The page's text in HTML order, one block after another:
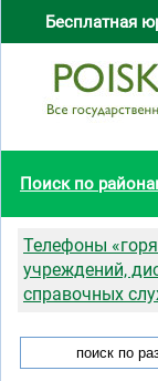
Бесплатная
Поиск по
Телефоны
учреждений,
справочных